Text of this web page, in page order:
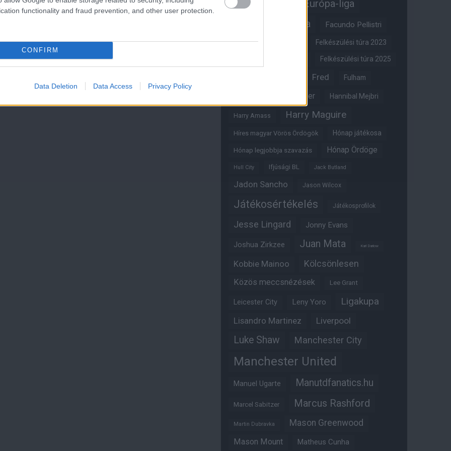
functionality and fraud prevention, and other user protection.
CONFIRM
Data Deletion Data Access Privacy Policy
Erik ten Hag Európa-liga
FA-kupa Facundo Pellistri
Felkészülési túra 2022 Felkészülési túra 2023
Felkészülési túra 2025
Fred Fulham
Glazer Hannibal Mejbri
Harry Amass Harry Maguire
Híres magyar Vörös Ördögök Hónap játékosa
Hónap legjobbja szavazás Hónap Ördöge
Hull City Ifjúsági BL Jack Butland
Jadon Sancho Jason Wilcox
Játékosértékelés Játékosprofilok
Jesse Lingard Jonny Evans
Joshua Zirkzee Juan Mata Karl Darlow
Kobbie Mainoo Kölcsönlesen
Közös meccsnézések Lee Grant
Leicester City Leny Yoro Ligakupa
Lisandro Martinez Liverpool
Luke Shaw Manchester City
Manchester United
Manuel Ugarte Manutdfanatics.hu
Marcel Sabitzer Marcus Rashford
Martin Dubravka Mason Greenwood
Mason Mount Matheus Cunha